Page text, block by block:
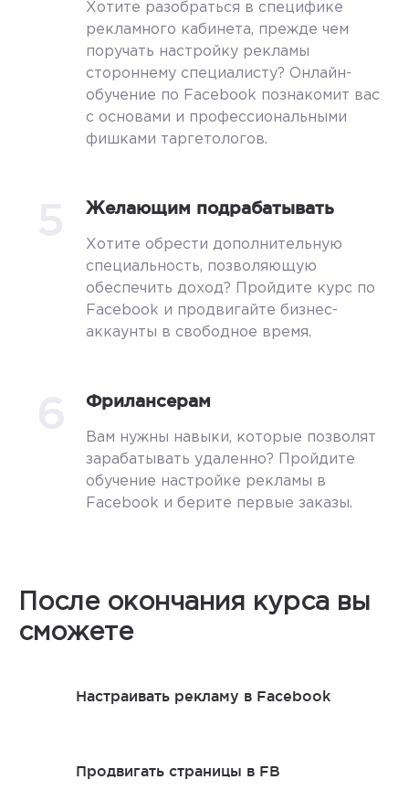
Хотите разобраться в специфике
рекламного кабинета, прежде чем
поручать настройку рекламы
стороннему специалисту? Онлайн-
обучение по Facebook познакомит вас
с основами и профессиональными
фишками таргетологов.
Желающим подрабатывать
Хотите обрести дополнительную
специальность, позволяющую
обеспечить доход? Пройдите курс по
Facebook и продвигайте бизнес-
аккаунты в свободное время.
Фрилансерам
Вам нужны навыки, которые позволят
зарабатывать удаленно? Пройдите
обучение настройке рекламы в
Facebook и берите первые заказы.
После окончания курса вы
сможете
Настраивать рекламу в Facebook
Продвигать страницы в FB